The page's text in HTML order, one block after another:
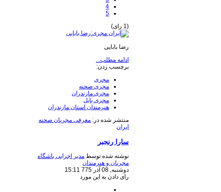
4
5
(1 رای)
رضا بابایی
ادامه مطلب...
برچسب زدن:
مجری
مجری صحنه
مجری مازندران
مجری بابل
هنرمندان استان مازندران
منتشر شده در: معرفی مجریان صحنه
ایران
سارا رنجبر
نوشته شده توسط مدیر اجرایی باشگاه
مجریان و هنرمندان
دوشنبه, 08 آذر 775 15:11
رای دادن به این مورد